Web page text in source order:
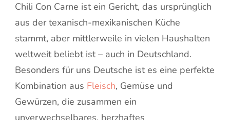
Chili Con Carne ist ein Gericht, das ursprünglich
aus der texanisch-mexikanischen Küche
stammt, aber mittlerweile in vielen Haushalten
weltweit beliebt ist – auch in Deutschland.
Besonders für uns Deutsche ist es eine perfekte
Kombination aus Fleisch, Gemüse und
Gewürzen, die zusammen ein
unverwechselbares, herzhaftes